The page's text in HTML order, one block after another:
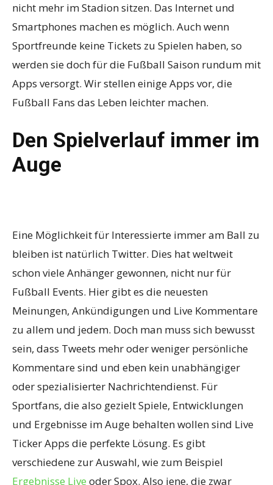
nicht mehr im Stadion sitzen. Das Internet und
Smartphones machen es möglich. Auch wenn
Sportfreunde keine Tickets zu Spielen haben, so
werden sie doch für die Fußball Saison rundum mit
Apps versorgt. Wir stellen einige Apps vor, die
Fußball Fans das Leben leichter machen.
Den Spielverlauf immer im
Auge
Eine Möglichkeit für Interessierte immer am Ball zu
bleiben ist natürlich Twitter. Dies hat weltweit
schon viele Anhänger gewonnen, nicht nur für
Fußball Events. Hier gibt es die neuesten
Meinungen, Ankündigungen und Live Kommentare
zu allem und jedem. Doch man muss sich bewusst
sein, dass Tweets mehr oder weniger persönliche
Kommentare sind und eben kein unabhängiger
oder spezialisierter Nachrichtendienst. Für
Sportfans, die also gezielt Spiele, Entwicklungen
und Ergebnisse im Auge behalten wollen sind Live
Ticker Apps die perfekte Lösung. Es gibt
verschiedene zur Auswahl, wie zum Beispiel
Ergebnisse Live oder Spox. Also jene, die zwar